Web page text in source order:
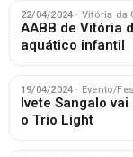
22/04/2024 · Vitória da
AABB de Vitória
aquático infantil
19/04/2024 · Evento/
Ivete Sangalo
o Trio Light